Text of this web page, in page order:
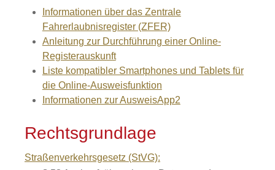
Informationen über das Zentrale
Fahrerlaubnisregister (ZFER)
Anleitung zur Durchführung einer Online-
Registerauskunft
Liste kompatibler Smartphones und Tablets für
die Online-Ausweisfunktion
Informationen zur AusweisApp2
Rechtsgrundlage
Straßenverkehrsgesetz (StVG):